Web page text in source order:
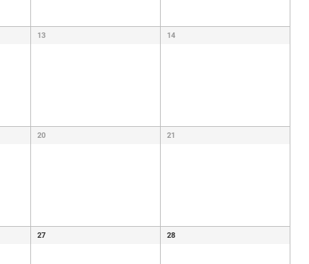
13 14
20 21
27 28